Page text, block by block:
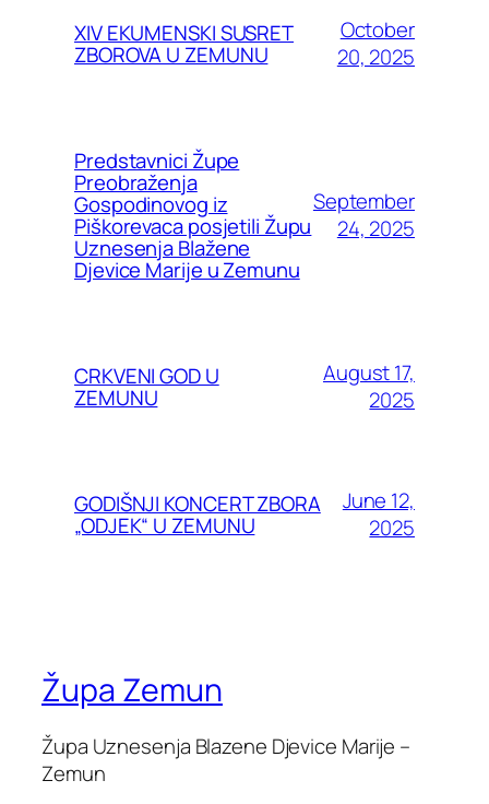
XIV EKUMENSKI SUSRET
ZBOROVA U ZEMUNU
October
20, 2025
Predstavnici Župe
Preobraženja
Gospodinovog iz
Piškorevaca posjetili Župu
Uznesenja Blažene
Djevice Marije u Zemunu
September
24, 2025
CRKVENI GOD U
ZEMUNU
August 17,
2025
GODIŠNJI KONCERT ZBORA
„ODJEK“ U ZEMUNU
June 12,
2025
Župa Zemun
Župa Uznesenja Blazene Djevice Marije –
Zemun